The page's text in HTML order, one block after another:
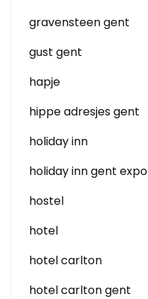
gravensteen gent
gust gent
hapje
hippe adresjes gent
holiday inn
holiday inn gent expo
hostel
hotel
hotel carlton
hotel carlton gent